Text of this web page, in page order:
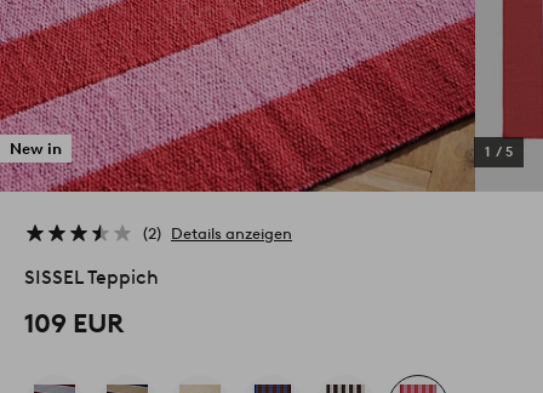
New in 1 / 5
2 Details anzeigen
SISSEL Teppich
109 EUR